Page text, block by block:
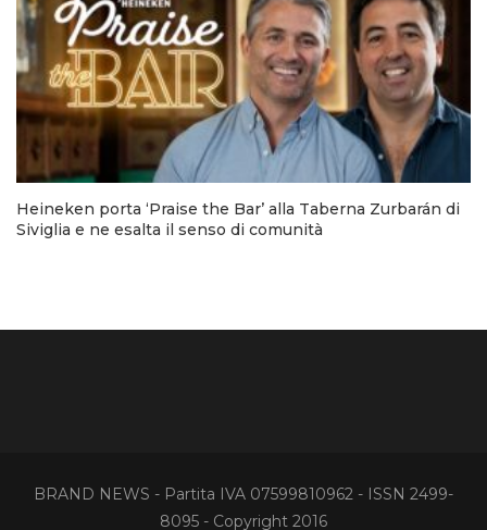
Heineken porta ‘Praise the Bar’ alla Taberna Zurbarán di
Siviglia e ne esalta il senso di comunità
BRAND NEWS - Partita IVA 07599810962 - ISSN 2499-
8095 - Copyright 2016